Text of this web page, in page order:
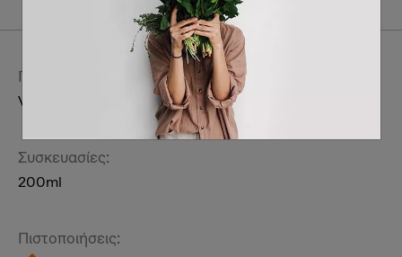
Περιγραφή:
Vegan σαμπουάν από καρύδια για λιπαρά μαλλιά.
Συσκευασίες:
200ml
Πιστοποιήσεις: